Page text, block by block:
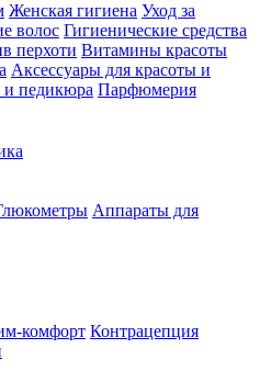
Женская гигиена Уход за
волос Гигиенические средства
перхоти Витамины красоты
Аксессуары для красоты и
педикюра Парфюмерия
Аппараты для
комфорт Контрацепция